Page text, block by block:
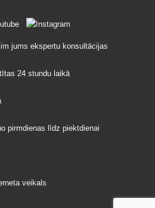
jums ekspertu konsultācijas
24 stundu laikā
pirmdienas līdz piektdienai